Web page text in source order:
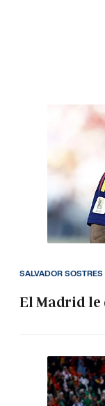
El Madrid le
SALVADOR SOSTRES